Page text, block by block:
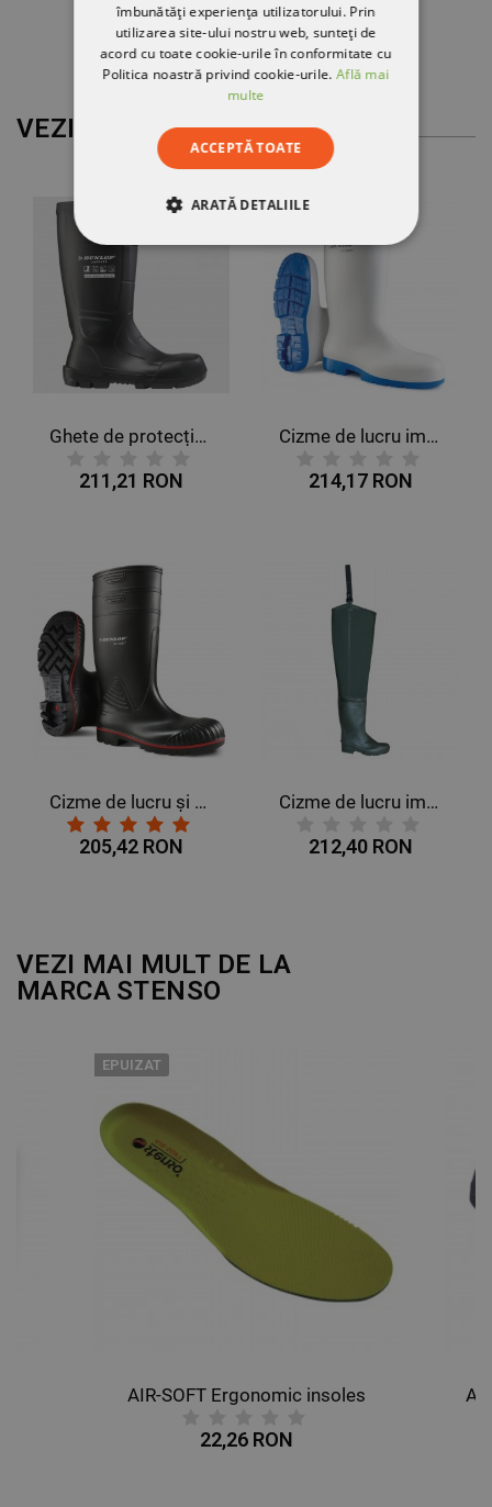
VEZI MAI MULT
Ghete de protecție DUNLOP JOBGUARD S5 NEGRE
211,21 RON
Cizme de lucru impermeabile DUNLOP ACIFORT CLASSIC+ 04 FO SRC
214,17 RON
Cizme de lucru și protecție DUNLOP ACIFORT HEAVY DUTY S5 SRA
205,42 RON
Cizme de lucru impermeabile FISH
212,40 RON
VEZI MAI MULT DE LA
MARCA STENSO
EPUIZAT
AIR-SOFT Ergonomic insoles
22,26 RON
îmbunătăți experiența utilizatorului. Prin
utilizarea site-ului nostru web, sunteți de
acord cu toate cookie-urile în conformitate cu
Politica noastră privind cookie-urile.Află mai
multe
ACCEPTĂ TOATE
ARATĂ DETALIILE
DE PERFORMANȚĂ
DE TARGETARE